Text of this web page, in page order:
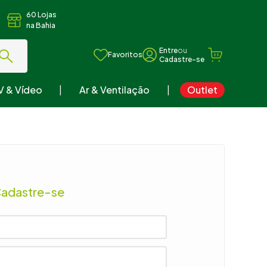
60 Lojas
na Bahia
Favoritos
ou
& Vídeo Ar & Ventilação Outlet
se